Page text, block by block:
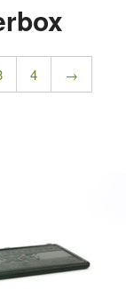
4 →